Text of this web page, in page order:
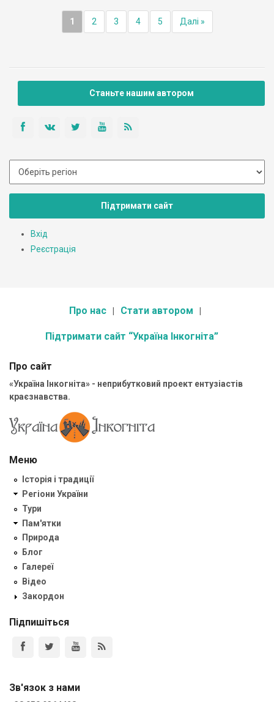
1 2 3 4 5 Далі »
Станьте нашим автором
Підтримати сайт
Вхід
Реєстрація
Про нас Стати автором
Підтримати сайт “Україна Інкогніта”
Про сайт
«Україна Інкогніта» - неприбутковий проект ентузіастів
краєзнавства.
Меню
Історія і традиції
Регіони України
Тури
Пам'ятки
Природа
Блог
Галереї
Відео
Закордон
Підпишіться
Зв'язок з нами